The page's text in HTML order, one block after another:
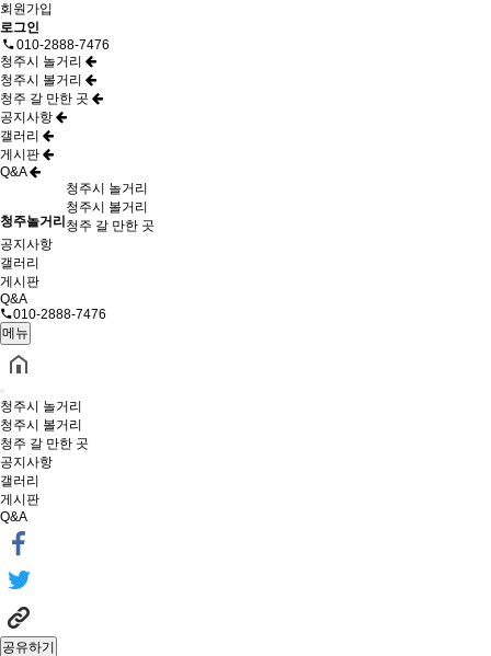
회원가입
로그인
010-2888-7476
청주시 놀거리
청주시 볼거리
청주 갈 만한 곳
공지사항
갤러리
게시판
Q&A
청주놀거리
청주시 놀거리
청주시 볼거리
청주 갈 만한 곳
공지사항
갤러리
게시판
Q&A
010-2888-7476
메뉴
청주시 놀거리
청주시 볼거리
청주 갈 만한 곳
공지사항
갤러리
게시판
Q&A
공유하기